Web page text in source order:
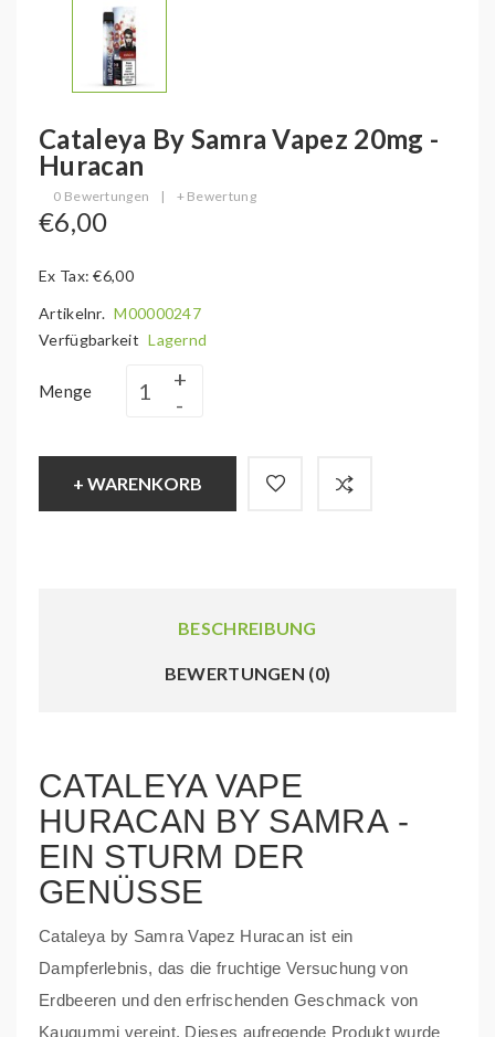
Cataleya By Samra Vapez 20mg -
Huracan
0 Bewertungen | + Bewertung
€6,00
Ex Tax: €6,00
Artikelnr. M00000247
Verfügbarkeit Lagernd
Menge
+ WARENKORB
BESCHREIBUNG
BEWERTUNGEN (0)
CATALEYA VAPE
HURACAN BY SAMRA -
EIN STURM DER
GENÜSSE
Cataleya by Samra Vapez Huracan ist ein
Dampferlebnis, das die fruchtige Versuchung von
Erdbeeren und den erfrischenden Geschmack von
Kaugummi vereint. Dieses aufregende Produkt wurde